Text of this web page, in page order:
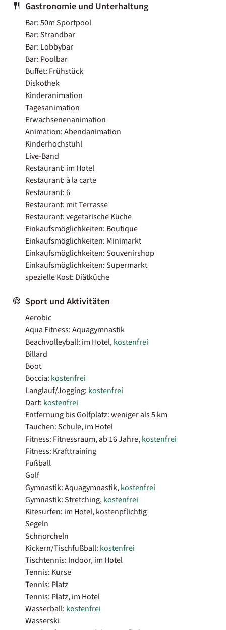
Gastronomie und Unterhaltung
Bar: 50m Sportpool
Bar: Strandbar
Bar: Lobbybar
Bar: Poolbar
Buffet: Frühstück
Diskothek
Kinderanimation
Tagesanimation
Erwachsenenanimation
Animation: Abendanimation
Kinderhochstuhl
Live-Band
Restaurant: im Hotel
Restaurant: à la carte
Restaurant: 6
Restaurant: mit Terrasse
Restaurant: vegetarische Küche
Einkaufsmöglichkeiten: Boutique
Einkaufsmöglichkeiten: Minimarkt
Einkaufsmöglichkeiten: Souvenirshop
Einkaufsmöglichkeiten: Supermarkt
spezielle Kost: Diätküche
Sport und Aktivitäten
Aerobic
Aqua Fitness: Aquagymnastik
Beachvolleyball: im Hotel,kostenfrei
Billard
Boot
Boccia: kostenfrei
Langlauf/Jogging: kostenfrei
Dart: kostenfrei
Entfernung bis Golfplatz: weniger als 5 km
Tauchen: Schule, im Hotel
Fitness: Fitnessraum, ab 16 Jahre,kostenfrei
Fitness: Krafttraining
Fußball
Golf
Gymnastik: Aquagymnastik,kostenfrei
Gymnastik: Stretching,kostenfrei
Kitesurfen: im Hotel, kostenpflichtig
Segeln
Schnorcheln
Kickern/Tischfußball: kostenfrei
Tischtennis: Indoor, im Hotel
Tennis: Kurse
Tennis: Platz
Tennis: Platz, im Hotel
Wasserball: kostenfrei
Wasserski